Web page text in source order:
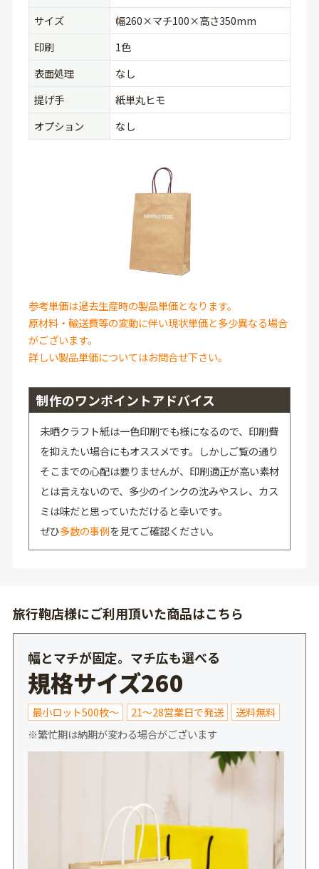
サイズ
幅260×マチ100×高さ350mm
印刷
1色
表面処理
なし
提げ手
紙単丸ヒモ
オプション
なし
参考単価は過去生産時の製品単価となります。
原材料・輸送費等の変動に伴い現状単価と多少異なる場合
がございます。
詳しい製品単価についてはお問合せ下さい。
制作のワンポイントアドバイス
未晒クラフト紙は一色印刷でも様になるので、印刷費
を抑えたい場合にもオススメです。しかしご覧の通り
そこまでの心配は要りませんが、印刷適正が高い素材
とは言えないので、多少のインクの沈みやスレ、カス
ミは味だと思っていただけると幸いです。
ぜひ多数の事例を見てご確認ください。
旅行鞄店様にご利用頂いた商品はこちら
幅とマチが固定。マチ広も選べる
規格サイズ260
最小ロット500枚～ 21～28営業日で発送
送料無料
※繁忙期は納期が変わる場合がございます